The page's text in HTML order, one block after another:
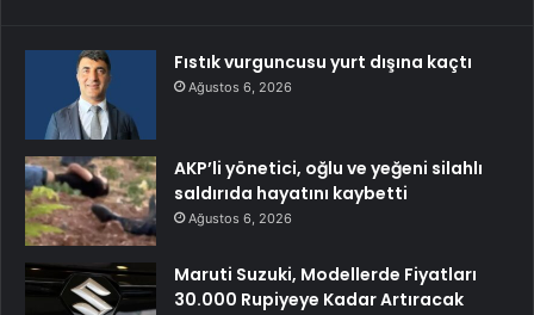
Fıstık vurguncusu yurt dışına kaçtı
Ağustos 6, 2026
AKP’li yönetici, oğlu ve yeğeni silahlı
saldırıda hayatını kaybetti
Ağustos 6, 2026
Maruti Suzuki, Modellerde Fiyatları
30.000 Rupiyeye Kadar Artıracak